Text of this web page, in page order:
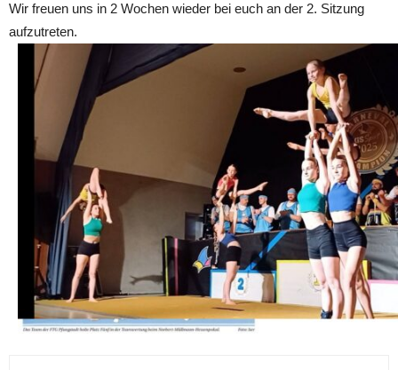
Wir freuen uns in 2 Wochen wieder bei euch an der 2. Sitzung
aufzutreten.